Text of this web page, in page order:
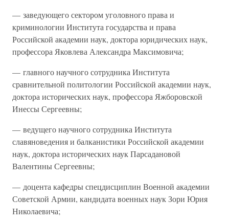
— заведующего сектором уголовного права и
криминологии Института государства и права
Российской академии наук, доктора юридических наук,
профессора Яковлева Александра Максимовича;
— главного научного сотрудника Института
сравнительной политологии Российской академии наук,
доктора исторических наук, профессора Яжборовской
Инессы Сергеевны;
— ведущего научного сотрудника Института
славяноведения и балканистики Российской академии
наук, доктора исторических наук Парсадановой
Валентины Сергеевны;
— доцента кафедры спецдисциплин Военной академии
Советской Армии, кандидата военных наук Зори Юрия
Николаевича;